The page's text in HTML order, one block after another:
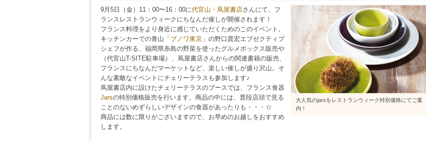
9月5日（金）11：00〜16：00に代官山・蔦屋書店さんにて、フ
ランスレストランウィークにちなんだ催しが開催されます！
フランス料理をより身近に感じていただくためのこのイベント。
キッチンカーでの青山「 ブノワ東京 」の野口貴宏エブゼクティブ
シェフが作る、福岡県糸島の野菜を使ったグルメボックス販売や
（代官山T-SITE駐車場）、蔦屋書店さんからの関連書籍の販売、
フランスにちなんだマーケットなど、楽しい催しが盛り沢山。そ
んな素敵なイベントにチェリーテラスも参加します♪
蔦屋書店内に設けたチェリーテラスのブースでは、フランス食器
Jarsの特別価格販売を行います。商品の中には、普段店頭で見る
ことのないめずらしいデザインの食器があったりも・・・☆
商品には数に限りがございますので、お早めのお越しをおすすめ
します。
大人気のjarsをレストランウィーク特別価格にてご案
内！